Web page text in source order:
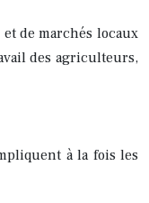
de marchés locaux
des agriculteurs,
à la fois les